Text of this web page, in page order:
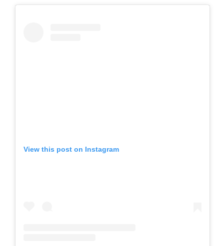
View this post on Instagram